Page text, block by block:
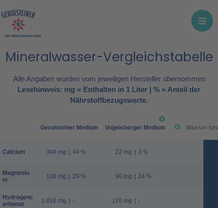
Der Mineralienrechner
Mineralwasser-Vergleichstabelle
Alle Angaben wurden vom jeweiligen Hersteller übernommen
Lesehinweis: mg = Enthalten in 1 Liter | % = Anteil der
Nährstoffbezugswerte.
Calcium
Magnesiu
m
Hydrogenc
arbonat
Gerolsteiner Medium
348 mg | 44 %
108 mg | 29 %
1.816 mg | -
Vogelsberger Medium
22 mg | 3 %
90 mg | 24 %
120 mg | -